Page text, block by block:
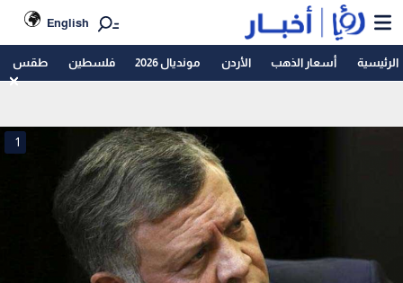
English
الرئيسية أسعار الذهب الأردن مونديال 2026 فلسطين طقس
1